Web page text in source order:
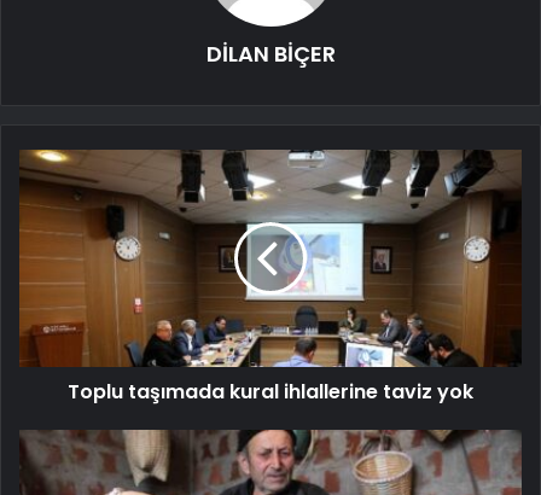
DİLAN BİÇER
Toplu taşımada kural ihlallerine taviz yok